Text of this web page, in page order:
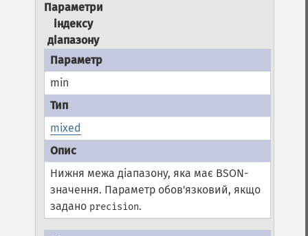
Параметри
індексу
діапазону
min
mixed
Нижня межа діапазону, яка має BSON-
значення. Параметр обов'язковий, якщо
задано precision.